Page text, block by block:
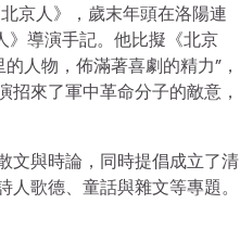
京人》，歲末年頭在洛陽連
》導演手記。他比擬《北京
人物，佈滿著喜劇的精力”，
來了軍中革命分子的敵意，
文與時論，同時提倡成立了清
歌德、童話與雜文等專題。